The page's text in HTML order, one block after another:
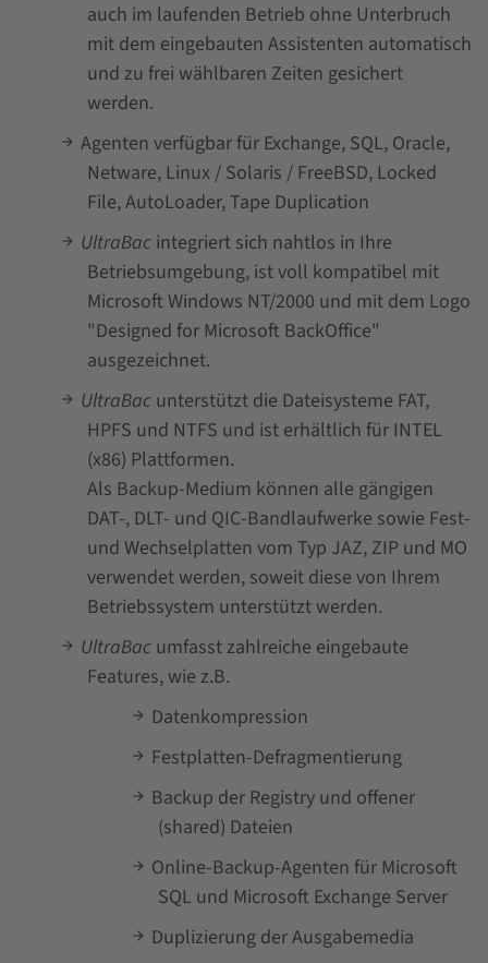
auch im laufenden Betrieb ohne Unterbruch
mit dem eingebauten Assistenten automatisch
und zu frei wählbaren Zeiten gesichert
werden.
Agenten verfügbar für Exchange, SQL, Oracle,
Netware, Linux / Solaris / FreeBSD, Locked
File, AutoLoader, Tape Duplication
UltraBacintegriert sich nahtlos in Ihre
Betriebsumgebung, ist voll kompatibel mit
Microsoft Windows NT/2000 und mit dem Logo
"Designed for Microsoft BackOffice"
ausgezeichnet.
UltraBacunterstützt die Dateisysteme FAT,
HPFS und NTFS und ist erhältlich für INTEL
(x86) Plattformen.
Als Backup-Medium können alle gängigen
DAT-, DLT- und QIC-Bandlaufwerke sowie Fest-
und Wechselplatten vom Typ JAZ, ZIP und MO
verwendet werden, soweit diese von Ihrem
Betriebssystem unterstützt werden.
UltraBacumfasst zahlreiche eingebaute
Features, wie z.B.
Datenkompression
Festplatten-Defragmentierung
Backup der Registry und offener
(shared) Dateien
Online-Backup-Agenten für Microsoft
SQL und Microsoft Exchange Server
Duplizierung der Ausgabemedia